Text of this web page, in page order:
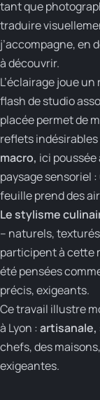
tant que
traduire
j’accompagne, en
à découvrir.
L’éclairage joue
flash de studio
placée permet de
reflets
macro, ici poussée
paysage sensoriel
feuille prend des
Le stylisme
– naturels,
participent à cette
été pensées
précis, exigeants.
Ce travail illustre
à Lyon :
chefs, des
exigeantes.